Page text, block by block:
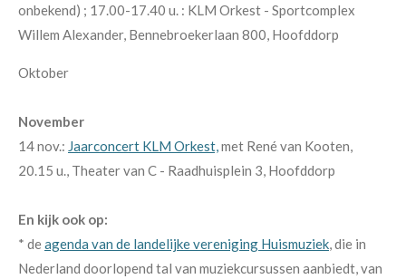
onbekend) ; 17.00-17.40 u. : KLM Orkest - Sportcomplex
Willem Alexander, Bennebroekerlaan 800, Hoofddorp
Oktober
November
14 nov.: Jaarconcert KLM Orkest,met René van Kooten,
20.15 u., Theater van C - Raadhuisplein 3, Hoofddorp
En kijk ook op:
* deagenda van de landelijke vereniging Huismuziek, die in
Nederland doorlopend tal van muziekcursussen aanbiedt, van